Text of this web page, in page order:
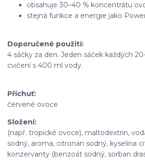
obsahuje 30–40 % koncentrátu
stejná funkce a energie jako
Doporučené použití:
4 sáčky za den. Jeden sáček každých
cvičení s 400 ml vody.
Příchuť:
červené ovoce
Složení:
(např. tropické ovoce), maltodextrin,
sodný, aroma, citronan sodný, kyselina
konzervanty (benzoát sodný, sorban